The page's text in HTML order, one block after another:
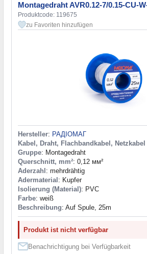
Montagedraht AVR0.12-7/0.15-CU-
Produktcode: 119675
zu Favoriten hinzufügen
Hersteller: РАДІОМАГ
Kabel, Draht, Flachbandkabel, Netzkabel
Gruppe: Montagedraht
Querschnitt, mm²: 0,12 мм²
Aderzahl : mehrdrähtig
Adermaterial : Kupfer
Isolierung (Material): PVC
Farbe: weiß
Beschreibung: Auf Spule, 25m
Produkt ist nicht verfügbar
Benachrichtigung bei Verfügbarkeit